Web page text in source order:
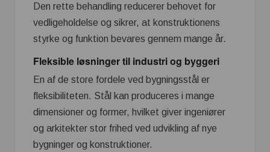
Den rette behandling reducerer behovet for
vedligeholdelse og sikrer, at konstruktionens
styrke og funktion bevares gennem mange år.
Fleksible løsninger til industri og byggeri
En af de store fordele ved bygningsstål er
fleksibiliteten. Stål kan produceres i mange
dimensioner og former, hvilket giver ingeniører
og arkitekter stor frihed ved udvikling af nye
bygninger og konstruktioner.